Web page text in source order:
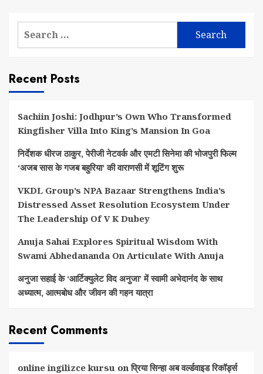
Search
Recent Posts
Sachiin Joshi: Jodhpur’s Own Who Transformed
Kingfisher Villa Into King’s Mansion In Goa
निर्देशक धीरज ठाकुर, पेरीजी नेटवर्क और एमटी सिनेमा की भोजपुरी फिल्म
‘अजब सास के गजब बहुरिया’ की वाराणसी में शूटिंग शुरू
VKDL Group’s NPA Bazaar Strengthens India’s
Distressed Asset Resolution Ecosystem Under
The Leadership Of V K Dubey
Anuja Sahai Explores Spiritual Wisdom With
Swami Abhedananda On Articulate With Anuja
अनुजा सहाई के ‘आर्टिक्युलेट विद अनुजा’ में स्वामी अभेदानंद के साथ
अध्यात्म, आत्मबोध और जीवन की गहन यात्रा
Recent Comments
online ingilizce kursu onप्रिया सिन्हा अब वर्ल्डवाइड रिकॉर्ड्स